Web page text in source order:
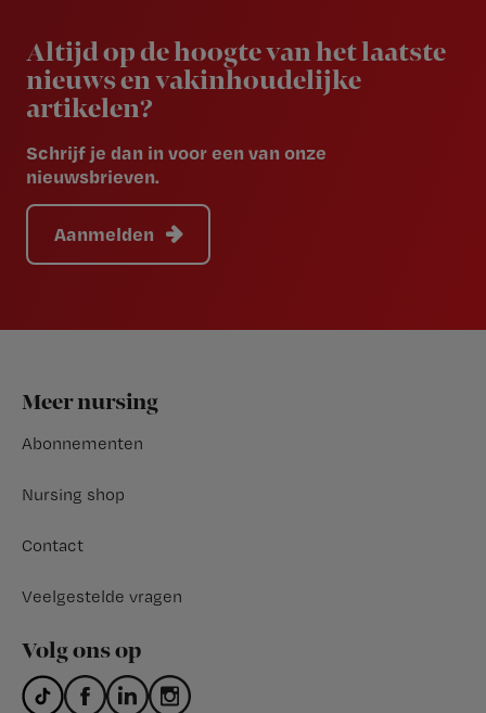
Altijd op de hoogte van het laatste
nieuws en vakinhoudelijke
artikelen?
Schrijf je dan in voor een van onze
nieuwsbrieven.
Aanmelden
Footer
Meer nursing
Abonnementen
Nursing shop
Contact
Veelgestelde vragen
Volg ons op